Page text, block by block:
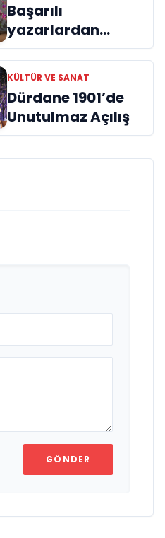
Başarılı
yazarlardan
Azime Savaş’tan
başucu kitabı
“Emanet”
raflardaki yerini
aldı
KÜLTÜR VE SANAT
Dürdane 1901’de
Unutulmaz Açılış
GÖNDER